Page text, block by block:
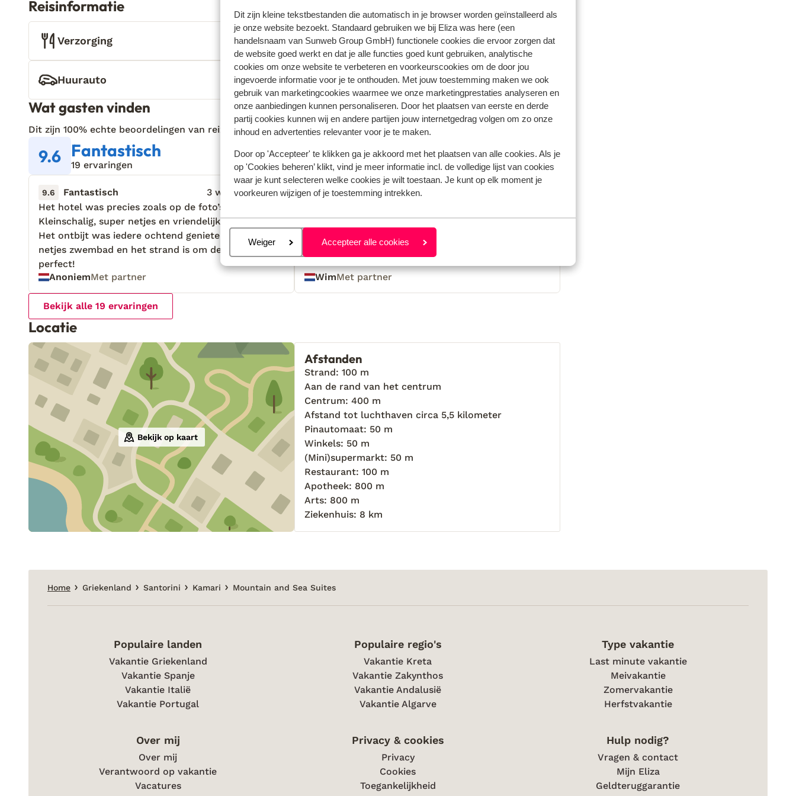
Dit zijn kleine tekstbestanden die automatisch in je browser worden geïnstalleerd als
je onze website bezoekt. Standaard gebruiken we bij Eliza was here (een
handelsnaam van Sunweb Group GmbH) functionele cookies die ervoor zorgen dat
de website goed werkt en dat je alle functies goed kunt gebruiken, analytische
cookies om onze website te verbeteren en voorkeurscookies om de door jou
ingevoerde informatie voor je te onthouden. Met jouw toestemming maken we ook
gebruik van marketingcookies waarmee we onze marketingprestaties analyseren en
onze aanbiedingen kunnen personaliseren. Door het plaatsen van eerste en derde
partij cookies kunnen wij en andere partijen jouw internetgedrag volgen om zo onze
inhoud en advertenties relevanter voor je te maken.
Door op 'Accepteer' te klikken ga je akkoord met het plaatsen van alle cookies. Als je
op 'Cookies beheren’ klikt, vind je meer informatie incl. de volledige lijst van cookies
waar je kunt selecteren welke cookies je wilt toestaan. Je kunt op elk moment je
voorkeuren wijzigen of je toestemming intrekken.
Beheren
Weiger Accepteer alle cookies
Reisinformatie
Verzorging
Huurauto
Wat gasten vinden
Dit zijn 100% echte beoordelingen van reizigers die jou voorgingen. Meer over reviews
9.6 Fantastisch
19 ervaringen Meest geboekt door met partner
9.6 Fantastisch
3 weken geleden
Het hotel was precies zoals op de foto’s.
Kleinschalig, super netjes en vriendelijke mensen.
Het ontbijt was iedere ochtend genieten! Super
netjes zwembad en het strand is om de hoek,
perfect!
Het hotel was precies zoals op de foto’s.
Kleinschalig, super netjes en vriendelijke mensen.
Het ontbijt was iedere ochtend genieten! Super
netjes zwembad en het strand is om de hoek,
perfect!
AnoniemMet partner
9.7 Fantastisch
WimMet partner
Bekijk alle 19 ervaringen
Locatie
Bekijk op kaart
Afstanden
Strand: 100 m
Aan de rand van het centrum
Centrum: 400 m
Afstand tot luchthaven circa 5,5 kilometer
Pinautomaat: 50 m
Winkels: 50 m
(Mini)supermarkt: 50 m
Restaurant: 100 m
Apotheek: 800 m
Arts: 800 m
Ziekenhuis: 8 km
Home Griekenland Santorini Kamari Mountain and Sea Suites
Populaire landen
Vakantie Griekenland
Vakantie Spanje
Vakantie Italië
Vakantie Portugal
Populaire regio's
Vakantie Kreta
Vakantie Zakynthos
Vakantie Andalusië
Vakantie Algarve
Type vakantie
Last minute vakantie
Meivakantie
Zomervakantie
Herfstvakantie
Over mij
Over mij
Verantwoord op vakantie
Vacatures
Privacy & cookies
Privacy
Cookies
Toegankelijkheid
Hulp nodig?
Vragen & contact
Mijn Eliza
Geldteruggarantie